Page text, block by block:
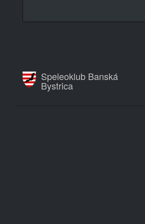
Speleoklub Banská
Bystrica